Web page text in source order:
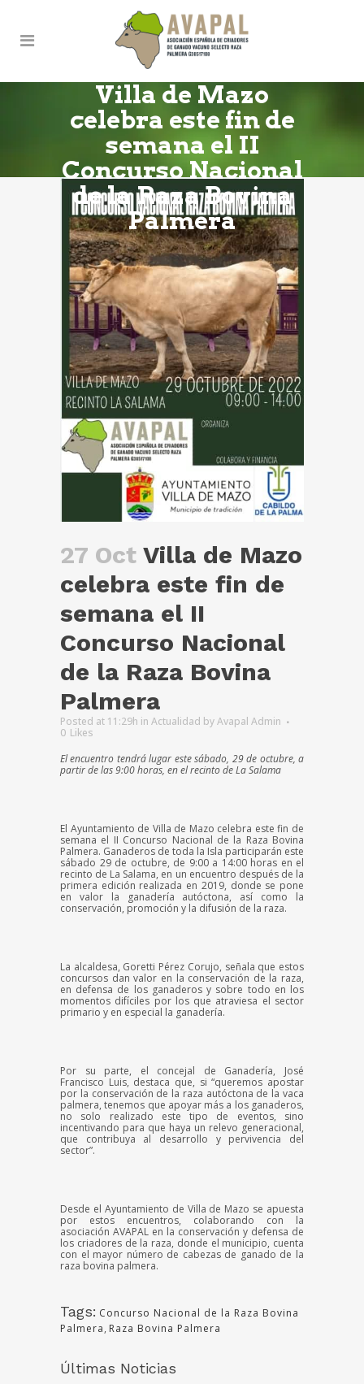
Villa de Mazo
celebra este fin de
semana el II
Concurso Nacional
de la Raza Bovina
Palmera
27 Oct Villa de Mazo
celebra este fin de
semana el II
Concurso Nacional
de la Raza Bovina
Palmera
Posted at 11:29h in Actualidad byAvapal Admin
0 Likes
El encuentro tendrá lugar este sábado, 29 de octubre, a
partir de las 9:00 horas, en el recinto de La Salama
El Ayuntamiento de Villa de Mazo celebra este fin de
semana el II Concurso Nacional de la Raza Bovina
Palmera. Ganaderos de toda la Isla participarán este
sábado 29 de octubre, de 9:00 a 14:00 horas en el
recinto de La Salama, en un encuentro después de la
primera edición realizada en 2019, donde se pone
en valor la ganadería autóctona, así como la
conservación, promoción y la difusión de la raza.
La alcaldesa, Goretti Pérez Corujo, señala que estos
concursos dan valor en la conservación de la raza,
en defensa de los ganaderos y sobre todo en los
momentos difíciles por los que atraviesa el sector
primario y en especial la ganadería.
Por su parte, el concejal de Ganadería, José
Francisco Luis, destaca que, si “queremos apostar
por la conservación de la raza autóctona de la vaca
palmera, tenemos que apoyar más a los ganaderos,
no solo realizado este tipo de eventos, sino
incentivando para que haya un relevo generacional,
que contribuya al desarrollo y pervivencia del
sector”.
Desde el Ayuntamiento de Villa de Mazo se apuesta
por estos encuentros, colaborando con la
asociación AVAPAL en la conservación y defensa de
los criadores de la raza, donde el municipio, cuenta
con el mayor número de cabezas de ganado de la
raza bovina palmera.
Tags: Concurso Nacional de la Raza Bovina
Palmera, Raza Bovina Palmera
Últimas Noticias